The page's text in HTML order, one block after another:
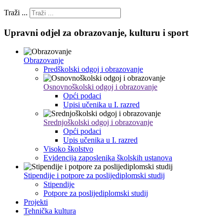
Traži ...
Upravni odjel za obrazovanje, kulturu i sport
Obrazovanje
Predškolski odgoj i obrazovanje
Osnovnoškolski odgoj i obrazovanje
Opći podaci
Upisi učenika u I. razred
Srednjoškolski odgoj i obrazovanje
Opći podaci
Upis učenika u I. razred
Visoko školstvo
Evidencija zaposlenika školskih ustanova
Stipendije i potpore za poslijediplomski studij
Stipendije
Potpore za poslijediplomski studij
Projekti
Tehnička kultura